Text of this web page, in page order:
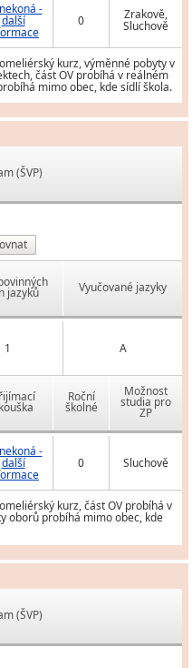
-
další 0 Zrakově,
Sluchově
kurz, výměnné pobyty v
část OV probíhá v reálném
mimo obec, kde sídlí škola.
(ŠVP)
jazyků Vyučované jazyky
1 A
Roční
školné
Možnost
studia pro
ZP
-
další 0 Sluchově
kurz, část OV probíhá v
oborů probíhá mimo obec, kde
(ŠVP)